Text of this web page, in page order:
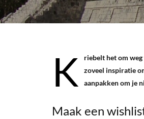
K
riebelt het om weg
zoveel inspiratie
aanpakken om je
Maak een